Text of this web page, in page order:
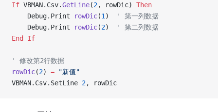
If VBMAN.Csv.GetLine(2, rowDic) Then
    Debug.Print
rowDic(1 )
' 第一列数据
    Debug.Print
rowDic(2)
' 第二列数据
End If
' 修改第2行数据
rowDic(2) = "新值"
VBMAN.Csv.SetLine 2, rowDic